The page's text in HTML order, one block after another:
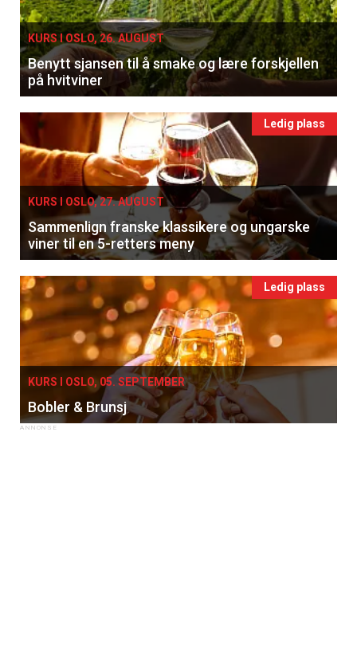
KURS I OSLO, 26. AUGUST
Benytt sjansen til å smake og lære forskjellen
på hvitviner
Ledig plass
KURS I OSLO, 27. AUGUST
Sammenlign franske klassikere og ungarske
viner til en 5-retters meny
Ledig plass
KURS I OSLO, 05. SEPTEMBER
Bobler & Brunsj